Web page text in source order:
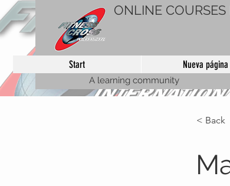
ONLINE COURSES
A learning community
Start Nueva página
< Back